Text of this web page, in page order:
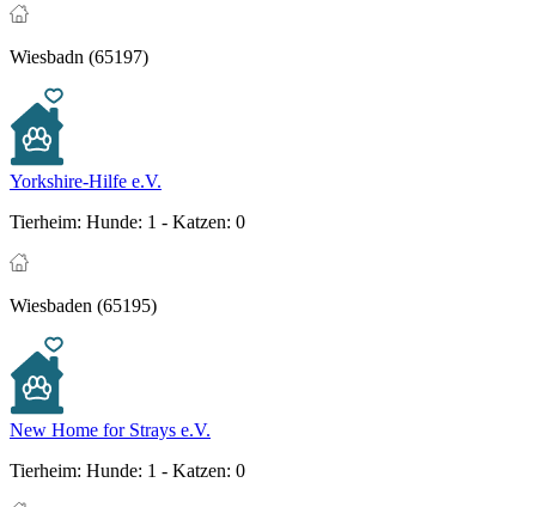
Wiesbadn (65197)
Yorkshire-Hilfe e.V.
Tierheim: Hunde: 1 - Katzen: 0
Wiesbaden (65195)
New Home for Strays e.V.
Tierheim: Hunde: 1 - Katzen: 0